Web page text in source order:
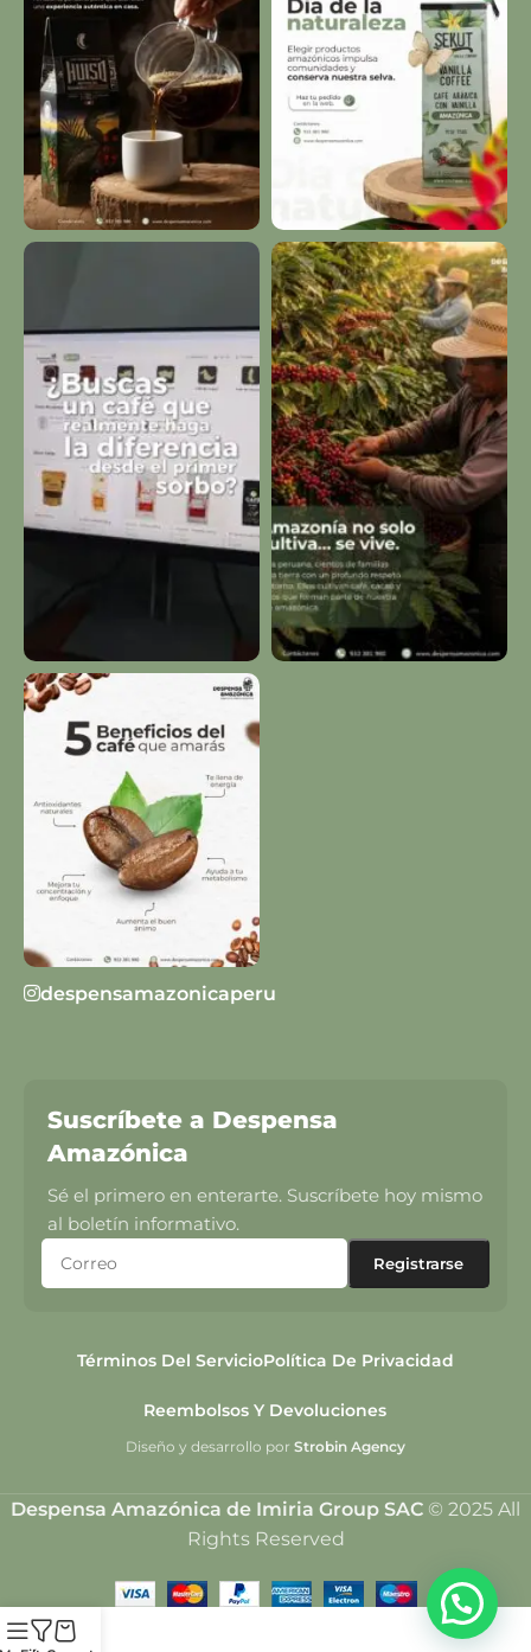
despensamazonicaperu
Suscríbete a Despensa
Amazónica
Sé el primero en enterarte. Suscríbete hoy mismo
al boletín informativo.
Diseño y desarrollo por Strobin Agency
Términos Del ServicioPolítica De Privacidad
Reembolsos Y Devoluciones
Despensa Amazónica de Imiria Group SAC © 2025 All
Rights Reserved
💬¿Necesitas ayuda?